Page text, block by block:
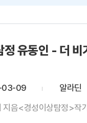
정 유동인 - 더 비
03-09
알라딘
지음<경성이상탐정>작